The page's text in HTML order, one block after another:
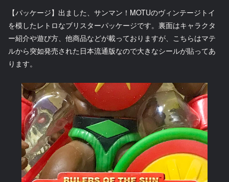
【パッケージ】出ました、サンマン！MOTUのヴィンテージトイ
を模したレトロなブリスターパッケージです。裏面はキャラクタ
ー紹介や遊び方、他商品などが載っておりますが、こちらはマテ
ルから突如発売された日本流通版なので大きなシールが貼ってあ
ります。